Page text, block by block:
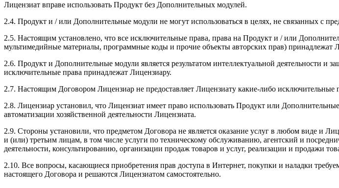
Лицензиат вправе использовать Продукт без Дополнительных модулей.
2.4. Продукт и / или Дополнительные модули не могут использоваться в целях, не связанных с
2.5. Настоящим установлено, что все исключительные права, права на Продукт и / или
мультимедийные материалы, программные коды и прочие объекты авторских прав) принадлежат
2.6. Продукт и Дополнительные модули является результатом интеллектуальной деятельности и
исключительные права принадлежат Лицензиару.
2.7. Настоящим Договором Лицензиар не предоставляет Лицензиату какие-либо исключительные
2.8. Лицензиар установил, что Лицензиат имеет право использовать Продукт или
автоматизации хозяйственной деятельности Лицензиата.
2.9. Стороны установили, что предметом Договора не является оказание услуг в любом виде и
и (или) третьим лицам, в том числе услуги по техническому обслуживанию, агентский и
деятельности, консультированию, организации продаж товаров и услуг, реализации и продажи
2.10. Все вопросы, касающиеся приобретения прав доступа в Интернет, покупки и наладки
настоящего Договора и решаются Лицензиатом самостоятельно.